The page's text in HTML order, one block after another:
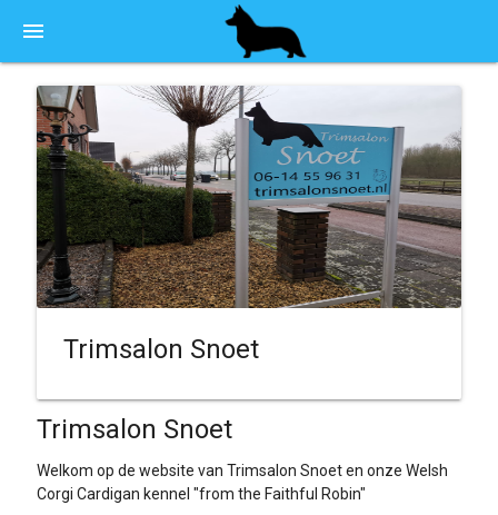
menu
Trimsalon Snoet
Trimsalon Snoet
Welkom op de website van Trimsalon Snoet en onze Welsh
Corgi Cardigan kennel "from the Faithful Robin"